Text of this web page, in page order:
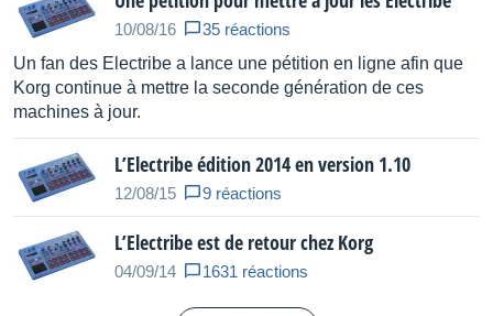
Number of Filter types : 16
Number of Modulation types : 72
Memory Capacity : 250 patterns
Insert effects : 38 types
Master effects : 32 types
Sequencer
Up to 64 steps for each part
Up to 24 modulation sequences for each pattern
Last Step can be varied for each part
10/08/16
35 réactions
Un fan des Electribe a lance une pétition en ligne afin que
Korg continue à mettre la seconde génération de ces
machines à jour.
L’Electribe édition 2014 en version 1.10
12/08/15 9 réactions
L’Electribe est de retour chez Korg
04/09/14 1631 réactions